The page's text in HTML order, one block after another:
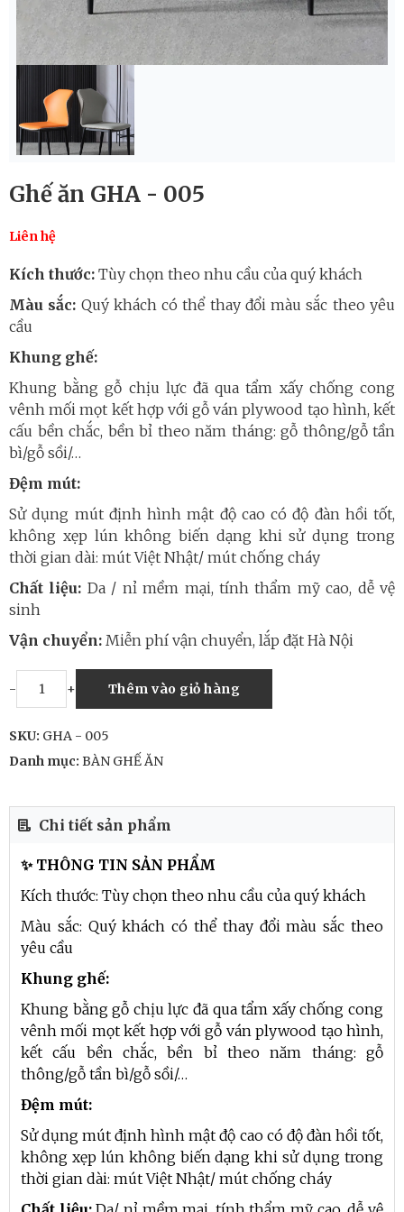
Ghế ăn GHA - 005
Liên hệ
Kích thước: Tùy chọn theo nhu cầu của quý khách
Màu sắc: Quý khách có thể thay đổi màu sắc theo yêu
cầu
Khung ghế:
Khung bằng gỗ chịu lực đã qua tẩm xấy chống cong
vênh mối mọt kết hợp với gỗ ván plywood tạo hình, kết
cấu bền chắc, bền bỉ theo năm tháng: gỗ thông/gỗ tần
bì/gỗ sồi/…
Đệm mút:
Sử dụng mút định hình mật độ cao có độ đàn hồi tốt,
không xẹp lún không biến dạng khi sử dụng trong
thời gian dài: mút Việt Nhật/ mút chống cháy
Chất liệu: Da / nỉ mềm mại, tính thẩm mỹ cao, dễ vệ
sinh
Vận chuyển: Miễn phí vận chuyển, lắp đặt Hà Nội
- + Thêm vào giỏ hàng
SKU: GHA - 005
Danh mục: BÀN GHẾ ĂN
Chi tiết sản phẩm
✨ THÔNG TIN SẢN PHẨM
Kích thước: Tùy chọn theo nhu cầu của quý khách
Màu sắc: Quý khách có thể thay đổi màu sắc theo
yêu cầu
Khung ghế:
Khung bằng gỗ chịu lực đã qua tẩm xấy chống cong
vênh mối mọt kết hợp với gỗ ván plywood tạo hình,
kết cấu bền chắc, bền bỉ theo năm tháng: gỗ
thông/gỗ tần bì/gỗ sồi/…
Đệm mút:
Sử dụng mút định hình mật độ cao có độ đàn hồi tốt,
không xẹp lún không biến dạng khi sử dụng trong
thời gian dài: mút Việt Nhật/ mút chống cháy